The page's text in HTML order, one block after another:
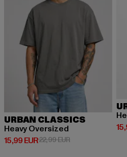
URBAN CLASSICS
Heavy Oversized
15,99 EUR
Derzeitiger Preis: 15,99 EUR
22,99 EURAktionspreis: 22,99